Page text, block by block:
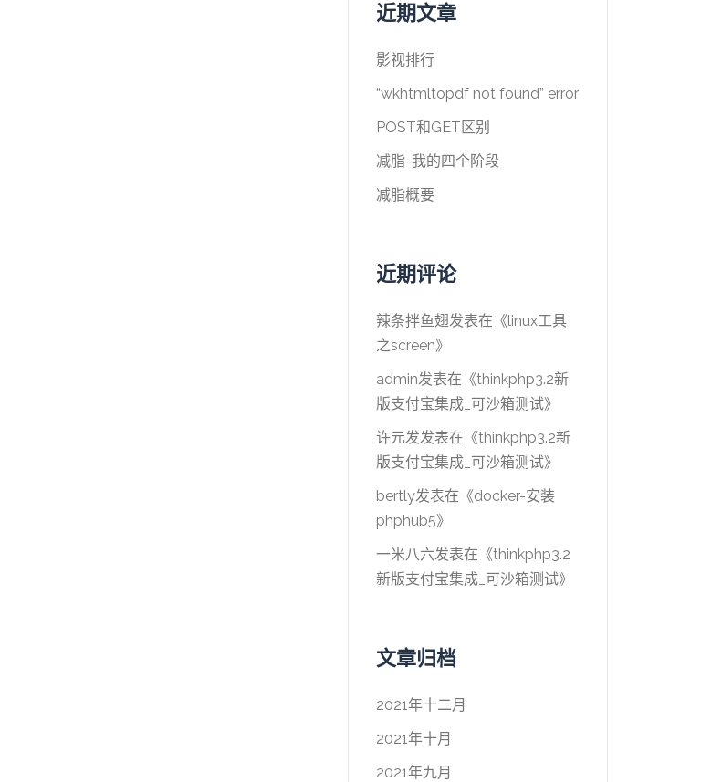
近期文章
影视排行
“wkhtmltopdf not found” error
POST和GET区别
减脂-我的四个阶段
减脂概要
近期评论
辣条拌鱼翅发表在《linux工具
之screen》
admin发表在《thinkphp3.2新
版支付宝集成_可沙箱测试》
许元发发表在《thinkphp3.2新
版支付宝集成_可沙箱测试》
bertly发表在《docker-安装
phphub5》
一米八六发表在《thinkphp3.2
新版支付宝集成_可沙箱测试》
文章归档
2021年十二月
2021年十月
2021年九月